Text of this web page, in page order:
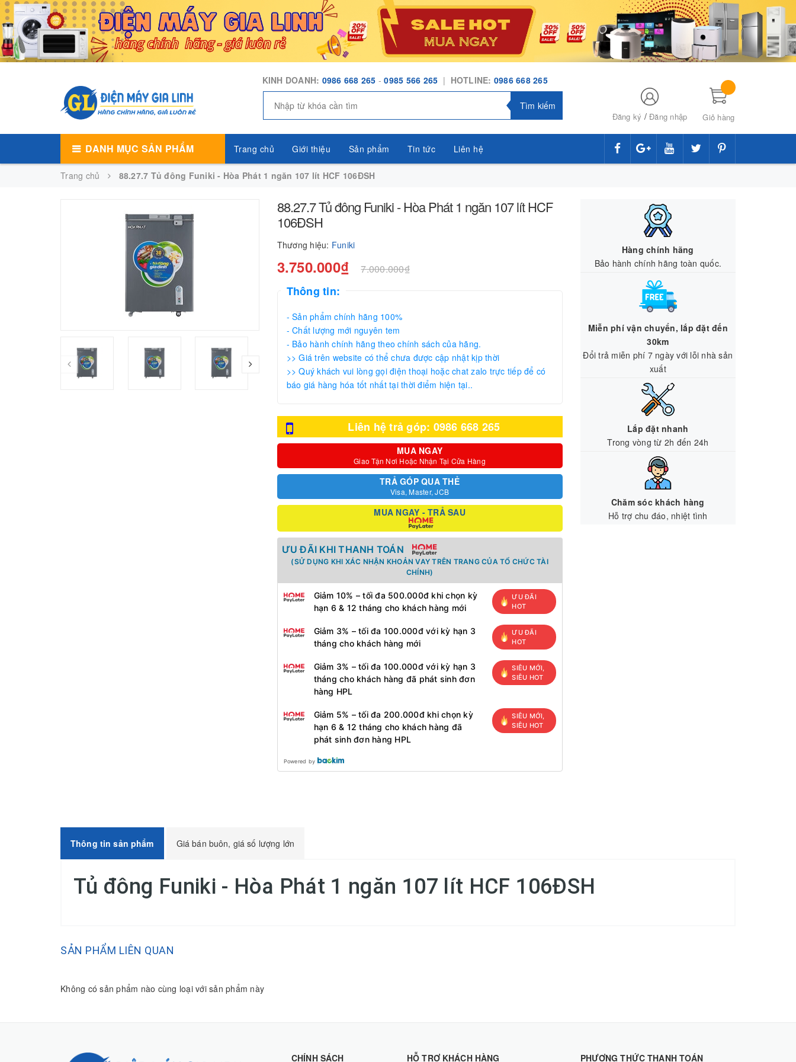
KINH DOANH: 0986 668 265 -0985 566 265 | HOTLINE: 0986 668 265
Tìm kiếm
Đăng ký /Đăng nhập Giỏ hàng
DANH MỤC SẢN PHẨM Trang chủ Giới thiệu Sản phẩm Tin tức Liên hệ
Trang chủ 88.27.7 Tủ đông Funiki - Hòa Phát 1 ngăn 107 lít HCF 106ĐSH
88.27.7 Tủ đông Funiki - Hòa Phát 1 ngăn 107 lít HCF
106ĐSH
Thương hiệu: Funiki
3.750.000₫ 7.000.000₫
Thông tin:
- Sản phẩm chính hãng 100%
- Chất lượng mới nguyên tem
- Bảo hành chính hãng theo chính sách của hãng.
>> Giá trên website có thể chưa được cập nhật kịp thời
>> Quý khách vui lòng gọi điện thoại hoặc chat zalo trực tiếp để có
báo giá hàng hóa tốt nhất tại thời điểm hiện tại..
Liên hệ trả góp: 0986 668 265
MUA NGAY
Giao Tận Nơi Hoặc Nhận Tại Cửa Hàng
TRẢ GÓP QUA THẺ
Visa, Master, JCB
MUA NGAY - TRẢ SAU
ƯU ĐÃI KHI THANH TOÁN
(SỬ DỤNG KHI XÁC NHẬN KHOẢN VAY TRÊN TRANG CỦA TỔ CHỨC TÀI
CHÍNH)
Giảm 10% – tối đa 500.000đ khi chọn kỳ
hạn 6 & 12 tháng cho khách hàng mới
ƯU ĐÃI
HOT
Giảm 3% – tối đa 100.000đ với kỳ hạn 3
tháng cho khách hàng mới
ƯU ĐÃI
HOT
Giảm 3% – tối đa 100.000đ với kỳ hạn 3
tháng cho khách hàng đã phát sinh đơn
hàng HPL
SIÊU MỚI,
SIÊU HOT
Giảm 5% – tối đa 200.000đ khi chọn kỳ
hạn 6 & 12 tháng cho khách hàng đã
phát sinh đơn hàng HPL
SIÊU MỚI,
SIÊU HOT
Powered by
Hàng chính hãng
Bảo hành chính hãng toàn quốc.
Miễn phí vận chuyển, lắp đặt đến
30km
Đổi trả miễn phí 7 ngày với lỗi nhà sản
xuất
Lắp đặt nhanh
Trong vòng từ 2h đến 24h
Chăm sóc khách hàng
Hỗ trợ chu đáo, nhiệt tình
Thông tin sản phẩm Giá bán buôn, giá số lượng lớn
Tủ đông Funiki - Hòa Phát 1 ngăn 107 lít HCF 106ĐSH
SẢN PHẨM LIÊN QUAN
Không có sản phẩm nào cùng loại với sản phẩm này
CHÍNH SÁCH HỖ TRỢ KHÁCH HÀNG PHƯƠNG THỨC THANH TOÁN